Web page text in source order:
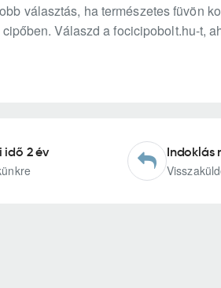
választás, ha természetes füvön
Válaszd a focicipobolt.hu-t,
idő 2 év
Indoklás